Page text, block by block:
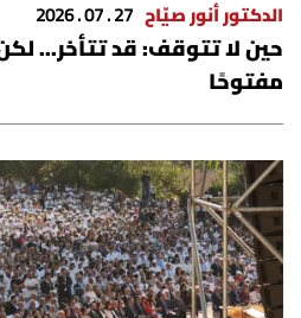
الدكتور أنور صيّاح 27 . 07 . 2026
حين لا تتوقف: قد تتأخر...
مفتوحًا